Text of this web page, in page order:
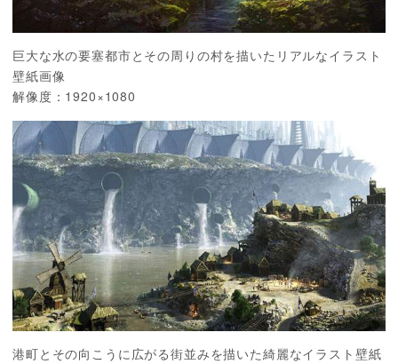
巨大な水の要塞都市とその周りの村を描いたリアルなイラスト
壁紙画像
解像度：1920×1080
港町とその向こうに広がる街並みを描いた綺麗なイラスト壁紙